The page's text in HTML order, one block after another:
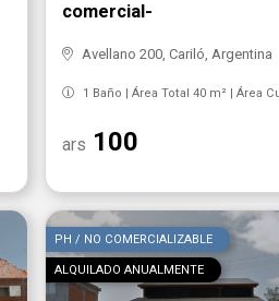
comercial-
Avellano 200, Cariló, Argentina
1 Baño | Área Total 40 m² | Área
ars 100
PH / NO COMERCIALIZABLE
ALQUILADO ANUALMENTE